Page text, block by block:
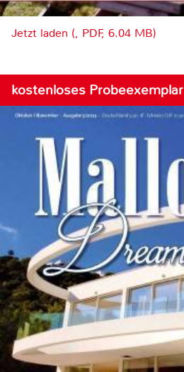
Jetzt laden (, PDF, 6.04 MB)
kostenloses Probeexemplar